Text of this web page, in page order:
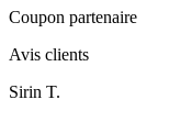
Coupon partenaire
Avis clients
Sirin T.